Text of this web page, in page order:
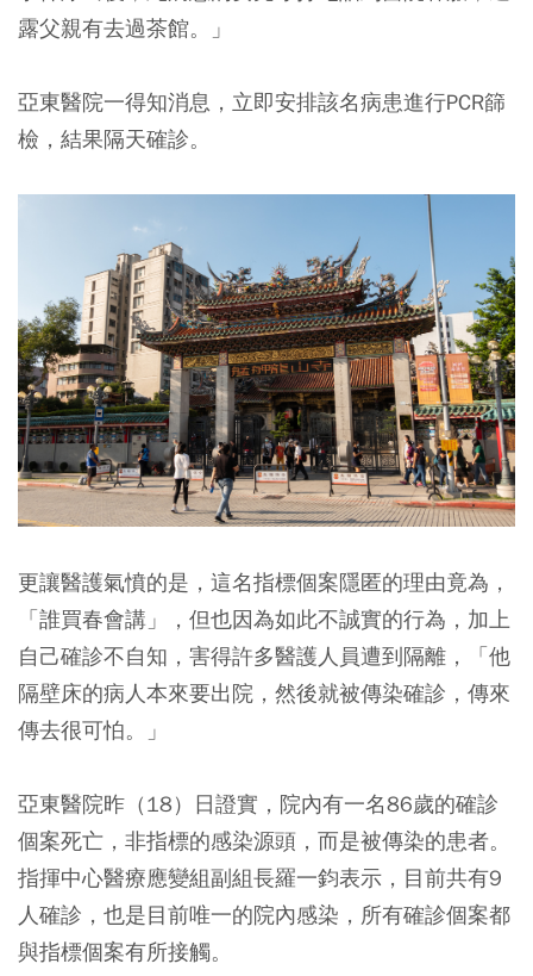
露父親有去過茶館。」
亞東醫院一得知消息，立即安排該名病患進行PCR篩
檢，結果隔天確診。
更讓醫護氣憤的是，這名指標個案隱匿的理由竟為，
「誰買春會講」，但也因為如此不誠實的行為，加上
自己確診不自知，害得許多醫護人員遭到隔離，「他
隔壁床的病人本來要出院，然後就被傳染確診，傳來
傳去很可怕。」
亞東醫院昨（18）日證實，院內有一名86歲的確診
個案死亡，非指標的感染源頭，而是被傳染的患者。
指揮中心醫療應變組副組長羅一鈞表示，目前共有9
人確診，也是目前唯一的院內感染，所有確診個案都
與指標個案有所接觸。